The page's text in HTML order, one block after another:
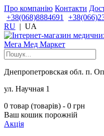
Про компанію Контакти
+38(068)8884691
RU | UA
Днепропетровская обл. п.
ул. Научная 1
0 товар (товарів) - 0 грн
Ваш кошик порожній
Акція